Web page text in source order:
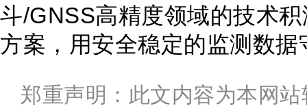
斗/GNSS高精度领域的技术
方案，用安全稳定的监测数
郑重声明：此文内容为本网